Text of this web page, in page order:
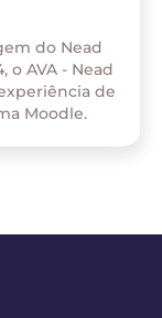
do Nead
o AVA - Nead
de
Moodle.